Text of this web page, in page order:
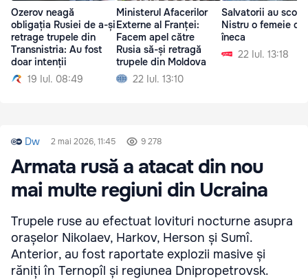
Ozerov neagă
obligația Rusiei de a-și
retrage trupele din
Transnistria: Au fost
doar intenții
19 Iul. 08:49
Ministerul Afacerilor
Externe al Franței:
Facem apel către
Rusia să-și retragă
trupele din Moldova
22 Iul. 13:10
Salvatorii au scos
Nistru o femeie
îneca
22 Iul. 13:18
Dw 2 mai 2026, 11:45 9 278
Armata rusă a atacat din nou
mai multe regiuni din Ucraina
Trupele ruse au efectuat lovituri nocturne asupra
orașelor Nikolaev, Harkov, Herson și Sumî.
Anterior, au fost raportate explozii masive și
răniți în Ternopîl și regiunea Dnipropetrovsk.